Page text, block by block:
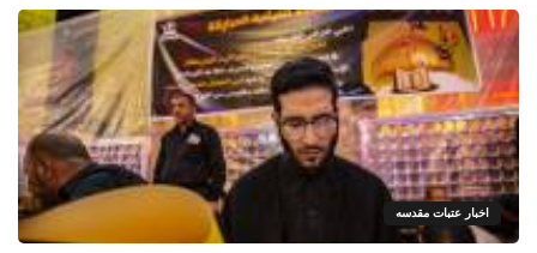
اخبار عتبات مقدسه